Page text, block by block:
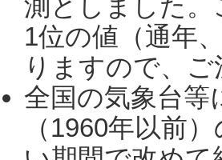
1位の値（通年
りますので、
全国の気象台等
（1960年以前